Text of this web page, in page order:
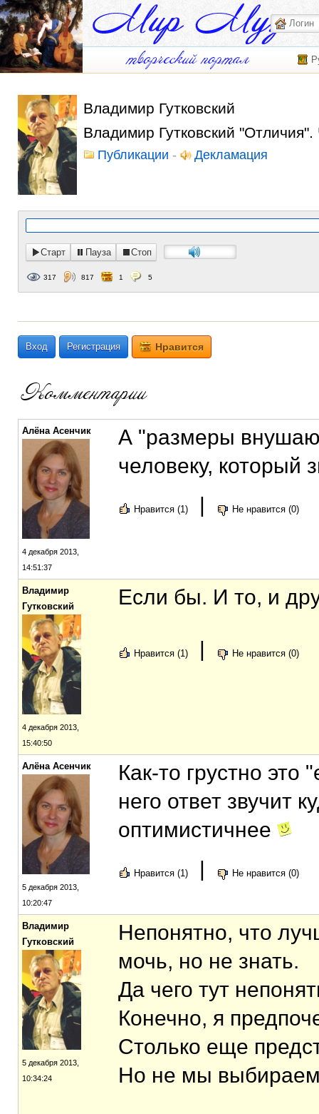
Владимир Гутковский
Владимир Гутковский "Отличия".
Публикации - Декламация
Старт Пауза Стоп
317 817 1 5
Вход Регистрация Нравится
Алёна Асенчик
4 декабря 2013,
14:51:37
А "размеры
человеку, который
Нравится (1) | Не нравится (0)
Владимир
Гутковский
4 декабря 2013,
15:40:50
Если бы. И то, и
Нравится (1) | Не нравится (0)
Алёна Асенчик
5 декабря 2013,
10:20:47
Как-то грустно это
него ответ звучит
оптимистичнее
Нравится (1) | Не нравится (0)
Владимир
Гутковский
5 декабря 2013,
10:34:24
Непонятно, что
мочь, но не знать.
Да чего тут
Конечно, я
Столько еще
Но не мы